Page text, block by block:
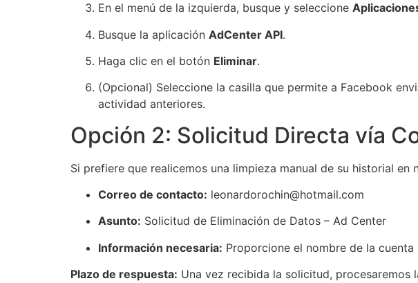
En el menú de la izquierda, busque y seleccione
Busque la aplicación AdCenter API.
Haga clic en el botón Eliminar.
(Opcional) Seleccione la casilla que permite a Facebook
actividad anteriores.
Opción 2: Solicitud Directa vía
Si prefiere que realicemos una limpieza manual de su historial
Correo de contacto: leonardorochin@hotmail.com
Asunto: Solicitud de Eliminación de Datos – Ad Center
Información necesaria: Proporcione el nombre de la
Plazo de respuesta: Una vez recibida la solicitud,